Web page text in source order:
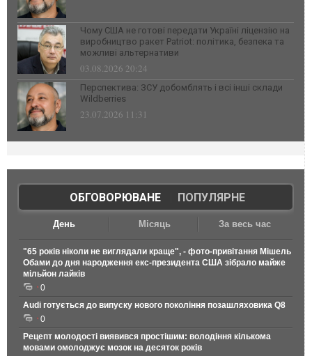
Чому США не готові передати Україні ліцензію на
виробництво ракет Patriot: політика, безпека та
можливі альтернативи
03.08.2026 20:24
Перспектива: ЗСУ добомблять і всі інші склади
Wildberries
23.07.2026 11:31
ОБГОВОРЮВАНЕ| ПОПУЛЯРНЕ
День Місяць За весь час
"65 років ніколи не виглядали краще", - фото-привітання Мішель
Обами до дня народження екс-президента США зібрало майже
мільйон лайків
0
Audi готується до випуску нового покоління позашляховика Q8
0
Рецепт молодості виявився простішим: володіння кількома
мовами омолоджує мозок на десяток років